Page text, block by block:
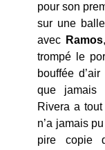
pour son
sur une
avec Ramos
trompé le
bouffée
que jamais
Rivera a
n’a jamais
pire copie